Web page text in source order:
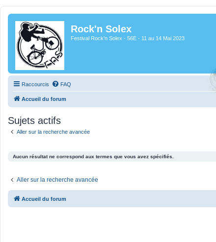
Rock'n Solex
Festival Rock'n Solex - 56E - 11 au 14 Mai 2023
Raccourcis FAQ
Accueil du forum
Sujets actifs
Aller sur la recherche avancée
Aucun résultat ne correspond aux termes que vous avez spécifiés.
Aller sur la recherche avancée
Accueil du forum